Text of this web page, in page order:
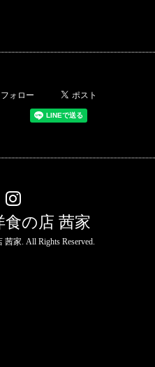
の店 茜家
茜家. All Rights Reserved.